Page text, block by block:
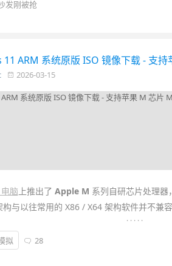
发刚被抢
ARM 系统原版 ISO 镜像下载 - 支
2026-03-15
脑 上推出了 Apple M 系列自研芯片处理
与以往常用的 X86 / X64 架构软件并不兼容
上安装 Windows，除了需要最新版的
版本镜像
. . . . .
拟 28